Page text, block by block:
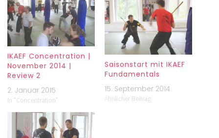
IKAEF Concentration |
November 2014 |
Review 2
2. Januar 2015
In "Concentration"
Saisonstart mit IKAEF
Fundamentals
15. September 2014
Ähnlicher Beitrag